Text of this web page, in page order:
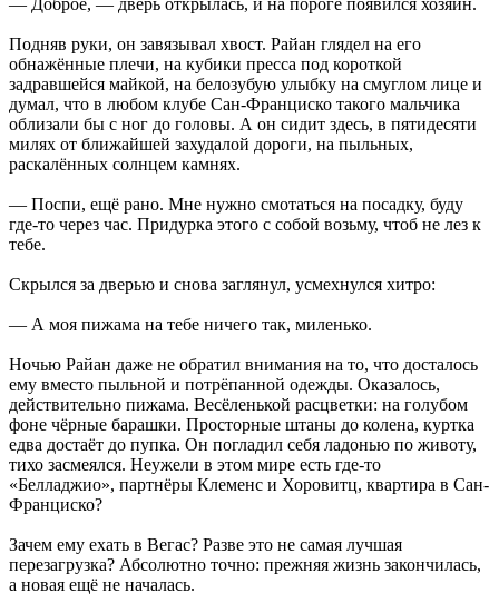
Подняв руки, он завязывал хвост. Райан глядел на его
обнажённые плечи, на кубики пресса под короткой
задравшейся майкой, на белозубую улыбку на смуглом лице и
думал, что в любом клубе Сан-Франциско такого мальчика
облизали бы с ног до головы. А он сидит здесь, в пятидесяти
милях от ближайшей захудалой дороги, на пыльных,
раскалённых солнцем камнях.
— Поспи, ещё рано. Мне нужно смотаться на посадку, буду
где-то через час. Придурка этого с собой возьму, чтоб не лез к
тебе.
Скрылся за дверью и снова заглянул, усмехнулся хитро:
— А моя пижама на тебе ничего так, миленько.
Ночью Райан даже не обратил внимания на то, что досталось
ему вместо пыльной и потрёпанной одежды. Оказалось,
действительно пижама. Весёленькой расцветки: на голубом
фоне чёрные барашки. Просторные штаны до колена, куртка
едва достаёт до пупка. Он погладил себя ладонью по животу,
тихо засмеялся. Неужели в этом мире есть где-то
«Белладжио», партнёры Клеменс и Хоровитц, квартира в Сан-
Франциско?
Зачем ему ехать в Вегас? Разве это не самая лучшая
перезагрузка? Абсолютно точно: прежняя жизнь закончилась,
а новая ещё не началась.